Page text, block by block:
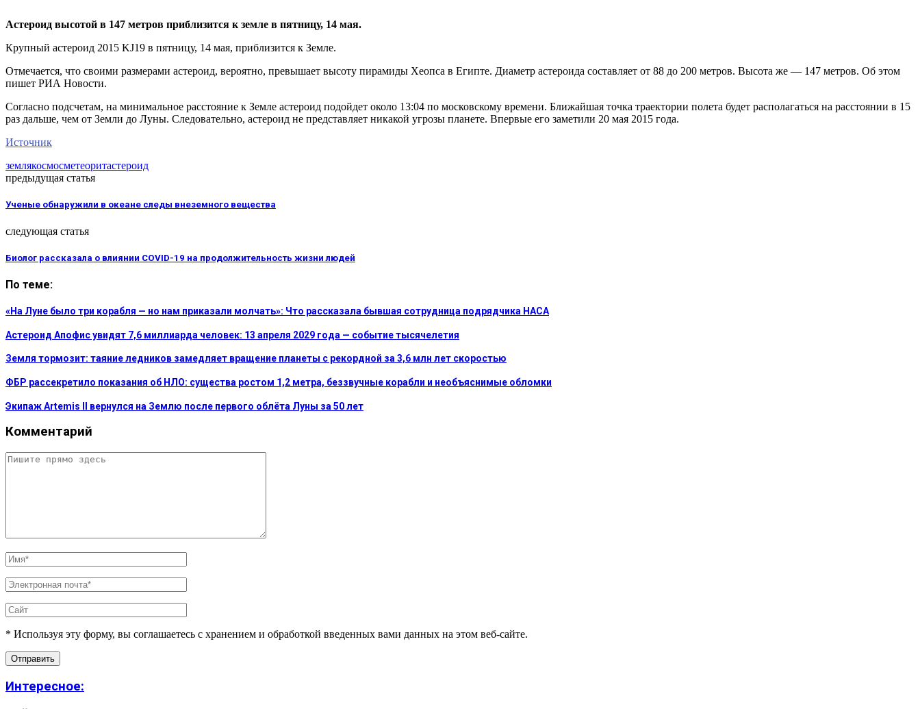
Астероид высотой в 147 метров приблизится к земле в пятницу, 14 мая.
Крупный астероид 2015 KJ19 в пятницу, 14 мая, приблизится к Земле.
Отмечается, что своими размерами астероид, вероятно, превышает высоту пирамиды Хеопса в Египте. Диаметр астероида составляет от 88 до 200 метров. Высота же — 147 метров. Об этом
пишет РИА Новости.
Согласно подсчетам, на минимальное расстояние к Земле астероид подойдет около 13:04 по московскому времени. Ближайшая точка траектории полета будет располагаться на расстоянии в 15
раз дальше, чем от Земли до Луны. Следовательно, астероид не представляет никакой угрозы планете. Впервые его заметили 20 мая 2015 года.
Источник
землякосмосметеоритастероид
предыдущая статья
Ученые обнаружили в океане следы внеземного вещества
следующая статья
Биолог рассказала о влиянии COVID-19 на продолжительность жизни людей
По теме:
«На Луне было три корабля — но нам приказали молчать»: Что рассказала бывшая сотрудница подрядчика НАСА
Астероид Апофис увидят 7,6 миллиарда человек: 13 апреля 2029 года — событие тысячелетия
Земля тормозит: таяние ледников замедляет вращение планеты с рекордной за 3,6 млн лет скоростью
ФБР рассекретило показания об НЛО: существа ростом 1,2 метра, беззвучные корабли и необъяснимые обломки
Экипаж Artemis II вернулся на Землю после первого облёта Луны за 50 лет
Комментарий
* Используя эту форму, вы соглашаетесь с хранением и обработкой введенных вами данных на этом веб-сайте.
Интересное: